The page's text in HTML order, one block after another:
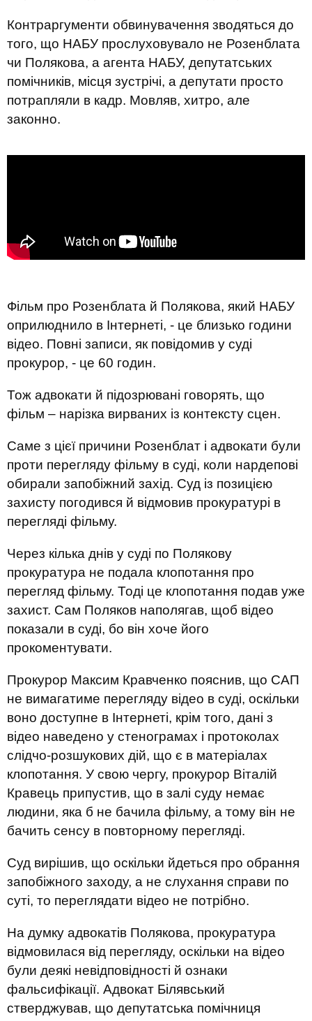
Контраргументи обвинувачення зводяться до
того, що НАБУ прослуховувало не Розенблата
чи Полякова, а агента НАБУ, депутатських
помічників, місця зустрічі, а депутати просто
потрапляли в кадр. Мовляв, хитро, але
законно.
Фільм про Розенблата й Полякова, який НАБУ
оприлюднило в Інтернеті, - це близько години
відео. Повні записи, як повідомив у суді
прокурор, - це 60 годин.
Тож адвокати й підозрювані говорять, що
фільм – нарізка вирваних із контексту сцен.
Саме з цієї причини Розенблат і адвокати були
проти перегляду фільму в суді, коли нардепові
обирали запобіжний захід. Суд із позицією
захисту погодився й відмовив прокуратурі в
перегляді фільму.
Через кілька днів у суді по Полякову
прокуратура не подала клопотання про
перегляд фільму. Тоді це клопотання подав уже
захист. Сам Поляков наполягав, щоб відео
показали в суді, бо він хоче його
прокоментувати.
Прокурор Максим Кравченко пояснив, що САП
не вимагатиме перегляду відео в суді, оскільки
воно доступне в Інтернеті, крім того, дані з
відео наведено у стенограмах і протоколах
слідчо-розшукових дій, що є в матеріалах
клопотання. У свою чергу, прокурор Віталій
Кравець припустив, що в залі суду немає
людини, яка б не бачила фільму, а тому він не
бачить сенсу в повторному перегляді.
Суд вирішив, що оскільки йдеться про обрання
запобіжного заходу, а не слухання справи по
суті, то переглядати відео не потрібно.
На думку адвокатів Полякова, прокуратура
відмовилася від перегляду, оскільки на відео
були деякі невідповідності й ознаки
фальсифікації. Адвокат Білявський
стверджував, що депутатська помічниця